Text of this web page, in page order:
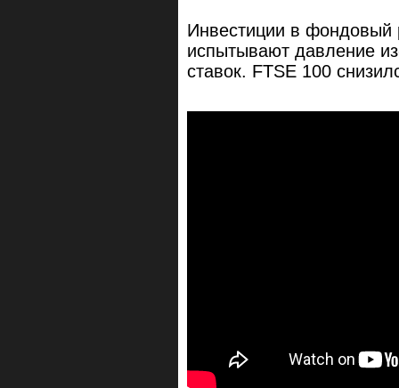
Инвестиции в фондовый
испытывают давление
ставок. FTSE 100